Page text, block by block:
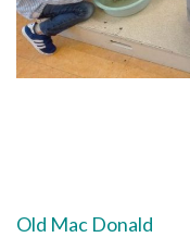
Navigation
Old Mac Donald